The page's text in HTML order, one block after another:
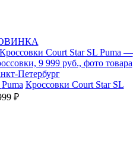
Puma Кроссовки Court Star SL
₽